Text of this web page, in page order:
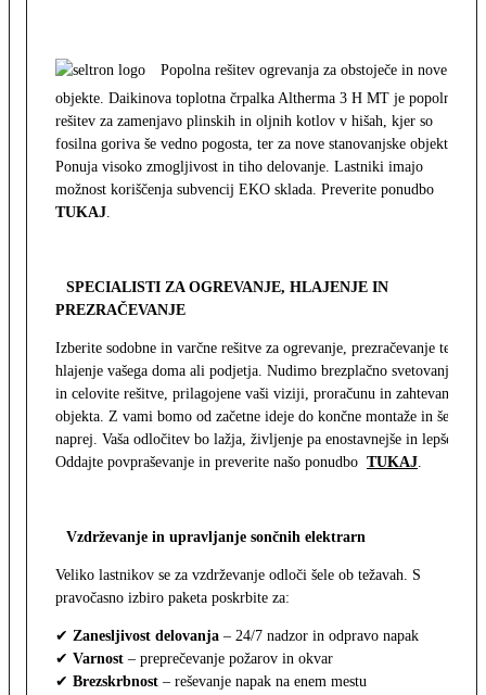
Popolna rešitev ogrevanja za obstoječe in nove
objekte. Daikinova toplotna črpalka Altherma 3 H MT je popolna
rešitev za zamenjavo plinskih in oljnih kotlov v hišah, kjer so
fosilna goriva še vedno pogosta, ter za nove stanovanjske objekte.
Ponuja visoko zmogljivost in tiho delovanje. Lastniki imajo
možnost koriščenja subvencij EKO sklada. Preverite ponudbo
TUKAJ.
SPECIALISTI ZA OGREVANJE, HLAJENJE IN
PREZRAČEVANJE
Izberite sodobne in varčne rešitve za ogrevanje, prezračevanje ter
hlajenje vašega doma ali podjetja. Nudimo brezplačno svetovanje
in celovite rešitve, prilagojene vaši viziji, proračunu in zahtevam
objekta. Z vami bomo od začetne ideje do končne montaže in še
naprej. Vaša odločitev bo lažja, življenje pa enostavnejše in lepše.
Oddajte povpraševanje in preverite našo ponudbo TUKAJ.
Vzdrževanje in upravljanje sončnih elektrarn
Veliko lastnikov se za vzdrževanje odloči šele ob težavah. S
pravočasno izbiro paketa poskrbite za:
✔ Zanesljivost delovanja – 24/7 nadzor in odpravo napak
✔ Varnost – preprečevanje požarov in okvar
✔ Brezskrbnost – reševanje napak na enem mestu